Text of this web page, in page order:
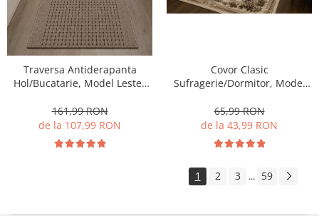
Traversa Antiderapanta
Hol/Bucatarie, Model Lester
161,99 RON
de la 107,99 RON
Covor Clasic
Sufragerie/Dormitor, Model
65,99 RON
de la 43,99 RON
1 2 3 ... 59